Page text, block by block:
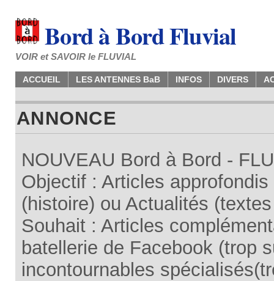
Bord à Bord Fluvial
VOIR et SAVOIR le FLUVIAL
ACCUEIL LES ANTENNES BaB INFOS DIVERS
ANNONCE
NOUVEAU Bord à Bord -
Objectif : Articles
(histoire) ou Actualités
Souhait : Articles
batellerie de Facebook (trop
incontournables